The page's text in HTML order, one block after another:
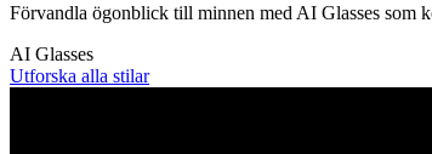
Förvandla ögonblick till minnen med AI Glasses som
AI Glasses
Utforska alla stilar